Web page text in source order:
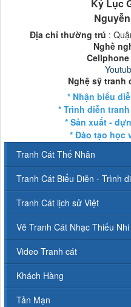
Kỷ Lục
Địa chỉ thường trú :
Nghề
Cellphone
Nghệ sỹ tranh
* Nhận biểu
* Trình diễn
* Sản xuất -
* Đào tạo học
Tranh Cát Thế Nhân
Tranh Cát Biểu Diễn - Trình
Tranh Cát lịch sử Việt
Vẽ Tranh Cát Nhạc Thiếu Nhi
Video Tranh cát
Khách Hàng
Tản Mạn